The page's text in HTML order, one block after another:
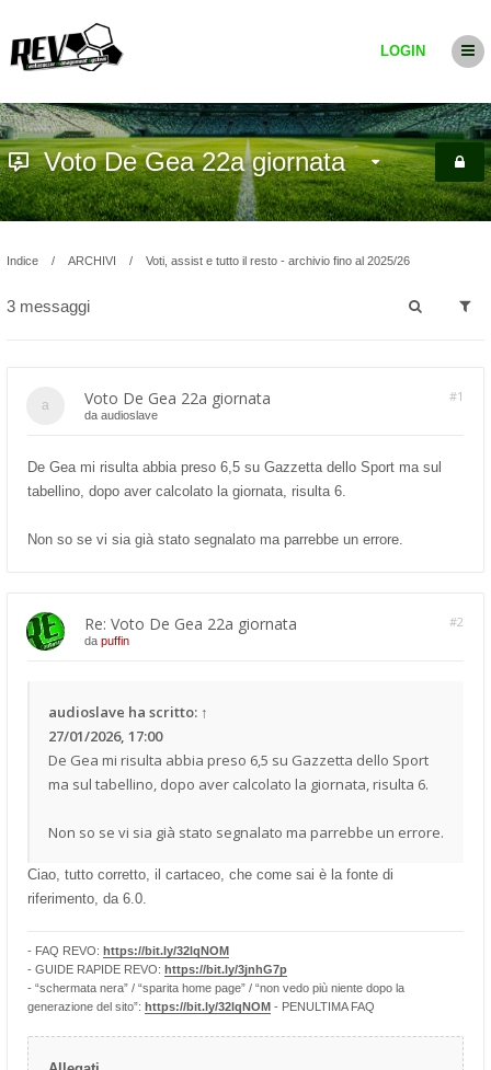
LOGIN
Voto De Gea 22a giornata
Indice ARCHIVI Voti, assist e tutto il resto - archivio fino al 2025/26
3 messaggi
Voto De Gea 22a giornata #1
da audioslave
De Gea mi risulta abbia preso 6,5 su Gazzetta dello Sport ma sul
tabellino, dopo aver calcolato la giornata, risulta 6.
Non so se vi sia già stato segnalato ma parrebbe un errore.
Re: Voto De Gea 22a giornata #2
da puffin
audioslave ha scritto: ↑
27/01/2026, 17:00
De Gea mi risulta abbia preso 6,5 su Gazzetta dello Sport
ma sul tabellino, dopo aver calcolato la giornata, risulta 6.
Non so se vi sia già stato segnalato ma parrebbe un errore.
Ciao, tutto corretto, il cartaceo, che come sai è la fonte di
riferimento, da 6.0.
- FAQ REVO: https://bit.ly/32lqNOM
- GUIDE RAPIDE REVO: https://bit.ly/3jnhG7p
- “schermata nera” / “sparita home page” / “non vedo più niente dopo la
generazione del sito”: https://bit.ly/32lqNOM - PENULTIMA FAQ